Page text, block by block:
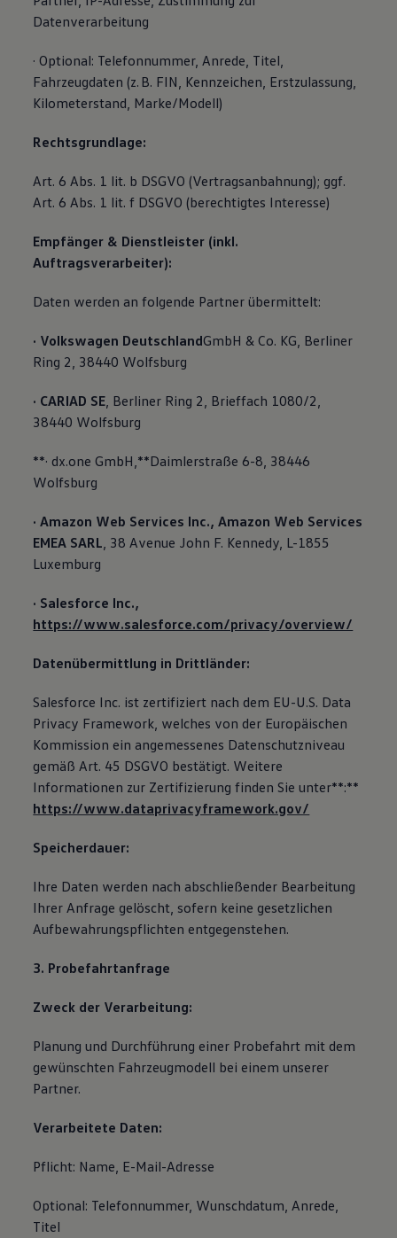
Datenverarbeitung
· Optional: Telefonnummer, Anrede, Titel,
Fahrzeugdaten (z. B. FIN, Kennzeichen, Erstzulassung,
Kilometerstand, Marke/Modell)
Rechtsgrundlage:
Art. 6 Abs. 1 lit. b DSGVO (Vertragsanbahnung); ggf.
Art. 6 Abs. 1 lit. f DSGVO (berechtigtes Interesse)
Empfänger & Dienstleister (inkl.
Auftragsverarbeiter):
Daten werden an folgende Partner übermittelt:
· Volkswagen DeutschlandGmbH & Co. KG, Berliner
Ring 2, 38440 Wolfsburg
· CARIAD SE, Berliner Ring 2, Brieffach 1080/2,
38440 Wolfsburg
**· dx.one GmbH,**Daimlerstraße 6-8, 38446
Wolfsburg
· Amazon Web Services Inc., Amazon Web Services
EMEA SARL, 38 Avenue John F. Kennedy, L-1855
Luxemburg
· Salesforce Inc.,
https://www.salesforce.com/privacy/overview/
Datenübermittlung in Drittländer:
Salesforce Inc. ist zertifiziert nach dem EU-U.S. Data
Privacy Framework, welches von der Europäischen
Kommission ein angemessenes Datenschutzniveau
gemäß Art. 45 DSGVO bestätigt. Weitere
Informationen zur Zertifizierung finden Sie unter**:**
https://www.dataprivacyframework.gov/
Speicherdauer:
Ihre Daten werden nach abschließender Bearbeitung
Ihrer Anfrage gelöscht, sofern keine gesetzlichen
Aufbewahrungspflichten entgegenstehen.
3. Probefahrtanfrage
Zweck der Verarbeitung:
Planung und Durchführung einer Probefahrt mit dem
gewünschten Fahrzeugmodell bei einem unserer
Partner.
Verarbeitete Daten:
Pflicht: Name, E-Mail-Adresse
Optional: Telefonnummer, Wunschdatum, Anrede,
Titel